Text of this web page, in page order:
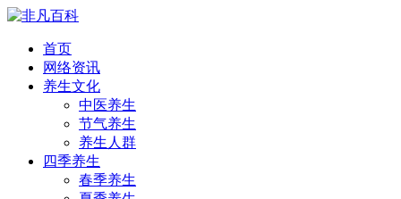
首页
网络资讯
养生文化
中医养生
节气养生
养生人群
四季养生
春季养生